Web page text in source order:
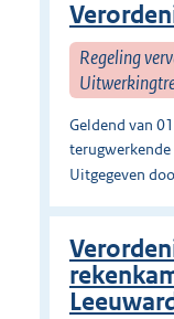
Regeling
Geldend van
Uitgegeven